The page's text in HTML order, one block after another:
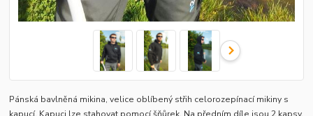
Pánská bavlněná mikina, velice oblíbený střih celorozepínací mikiny s